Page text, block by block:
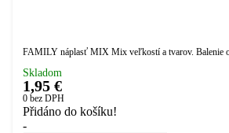
FAMILY náplasť MIX Mix veľkostí a tvarov. Balenie
Skladom
1,95 €
0 bez DPH
Přidáno do košíku!
-